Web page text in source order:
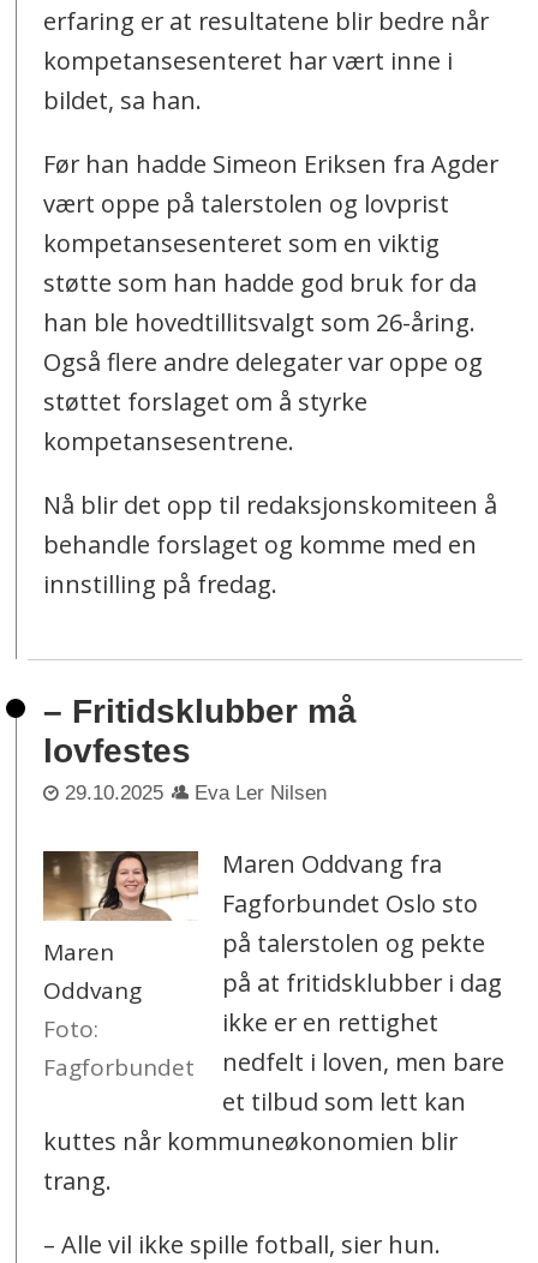
erfaring er at resultatene blir bedre når
kompetansesenteret har vært inne i
bildet, sa han.
Før han hadde Simeon Eriksen fra Agder
vært oppe på talerstolen og lovprist
kompetansesenteret som en viktig
støtte som han hadde god bruk for da
han ble hovedtillitsvalgt som 26-åring.
Også flere andre delegater var oppe og
støttet forslaget om å styrke
kompetansesentrene.
Nå blir det opp til redaksjonskomiteen å
behandle forslaget og komme med en
innstilling på fredag.
– Fritidsklubber må
lovfestes
29.10.2025 Eva Ler Nilsen
Maren
Oddvang
Foto:
Fagforbundet
Maren Oddvang fra
Fagforbundet Oslo sto
på talerstolen og pekte
på at fritidsklubber i dag
ikke er en rettighet
nedfelt i loven, men bare
et tilbud som lett kan
kuttes når kommuneøkonomien blir
trang.
– Alle vil ikke spille fotball, sier hun.